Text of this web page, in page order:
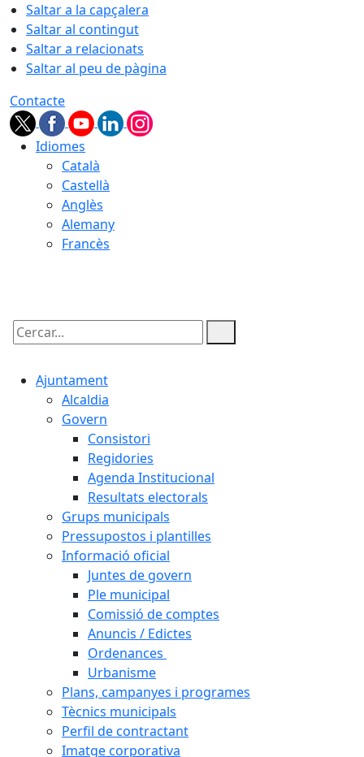
Saltar a la capçalera
Saltar al contingut
Saltar a relacionats
Saltar al peu de pàgina
Contacte
Idiomes
Català
Castellà
Anglès
Alemany
Francès
Cercar:
Ajuntament
Alcaldia
Govern
Consistori
Regidories
Agenda Institucional
Resultats electorals
Grups municipals
Pressupostos i plantilles
Informació oficial
Juntes de govern
Ple municipal
Comissió de comptes
Anuncis / Edictes
Ordenances
Urbanisme
Plans, campanyes i programes
Tècnics municipals
Perfil de contractant
Imatge corporativa